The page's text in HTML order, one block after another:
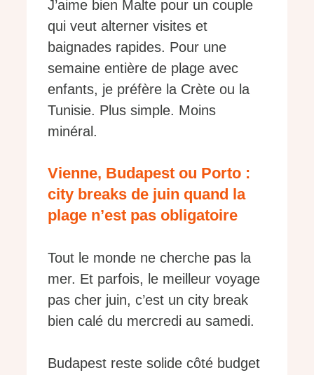
J’aime bien Malte pour un couple
qui veut alterner visites et
baignades rapides. Pour une
semaine entière de plage avec
enfants, je préfère la Crète ou la
Tunisie. Plus simple. Moins
minéral.
Vienne, Budapest ou Porto :
city breaks de juin quand la
plage n’est pas obligatoire
Tout le monde ne cherche pas la
mer. Et parfois, le meilleur voyage
pas cher juin, c’est un city break
bien calé du mercredi au samedi.
Budapest reste solide côté budget